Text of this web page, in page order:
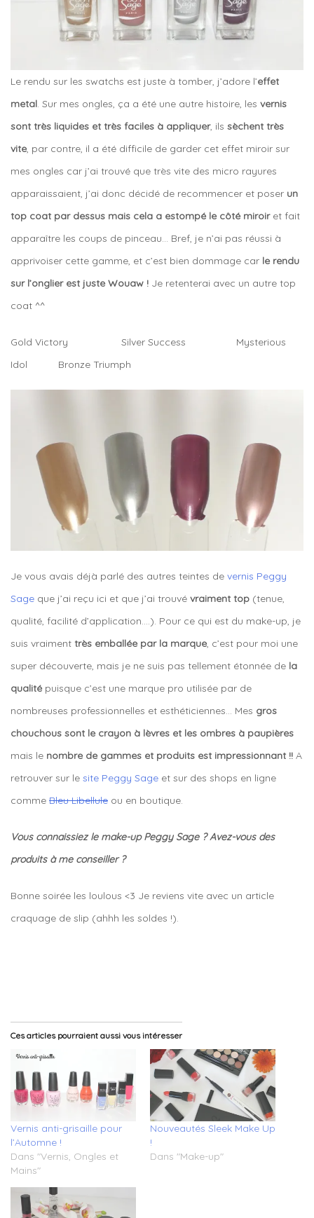
Le rendu sur les swatchs est juste à tomber, j’adore l’effet
metal. Sur mes ongles, ça a été une autre histoire, les vernis
sont très liquides et très faciles à appliquer, ils sèchent très
vite, par contre, il a été difficile de garder cet effet miroir sur
mes ongles car j’ai trouvé que très vite des micro rayures
apparaissaient, j’ai donc décidé de recommencer et poser un
top coat par dessus mais cela a estompé le côté miroiret fait
apparaître les coups de pinceau… Bref, je n’ai pas réussi à
apprivoiser cette gamme, et c’est bien dommage car le rendu
sur l’onglier est juste Wouaw ! Je retenterai avec un autre top
coat ^^
Gold Victory Silver Success Mysterious
Idol Bronze Triumph
Je vous avais déjà parlé des autres teintes de vernis Peggy
Sage que j’ai reçu ici et que j’ai trouvé vraiment top (tenue,
qualité, facilité d’application….). Pour ce qui est du make-up, je
suis vraiment très emballée par la marque, c’est pour moi une
super découverte, mais je ne suis pas tellement étonnée de la
qualité puisque c’est une marque pro utilisée par de
nombreuses professionnelles et esthéticiennes… Mes gros
chouchous sont le crayon à lèvres et les ombres à paupières
mais le nombre de gammes et produits est impressionnant !! A
retrouver sur le site Peggy Sage et sur des shops en ligne
comme Bleu Libellule ou en boutique.
Vous connaissiez le make-up Peggy Sage ? Avez-vous des
produits à me conseiller ?
Bonne soirée les loulous <3 Je reviens vite avec un article
craquage de slip (ahhh les soldes !).
Ces articles pourraient aussi vous intéresser
Vernis anti-grisaille pour
l’Automne !
Dans "Vernis, Ongles et
Mains"
Nouveautés Sleek Make Up
!
Dans "Make-up"